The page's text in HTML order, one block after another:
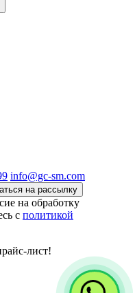
info@gc-sm.com
на рассылку
на обработку
c политикой
лист!